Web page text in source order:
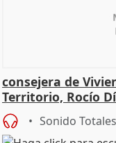
consejera de
Territorio, Rocío
Sonido Totales